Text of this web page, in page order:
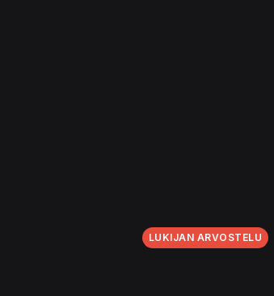
LUKIJAN ARVOSTELU